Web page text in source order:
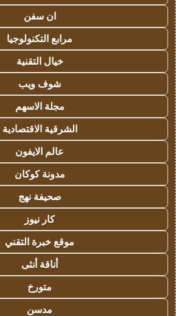
ان سفن
مرابع التكنولوجيا
خيال التقنية
شوف ويب
مجلة الاسهم
الشرقية الاقتصادية
عالم الايفون
مدونة كوكان
صحيفة نهج
كار نيوز
موقع خبرة التقني
أناقة أنثى
متورخ
مدسن